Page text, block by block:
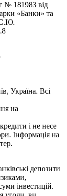
№ 181983 від
«Банки» та
С.Ю.
Україна. Всі
на
і не несе
Інформація на
депозити
інвестицій.